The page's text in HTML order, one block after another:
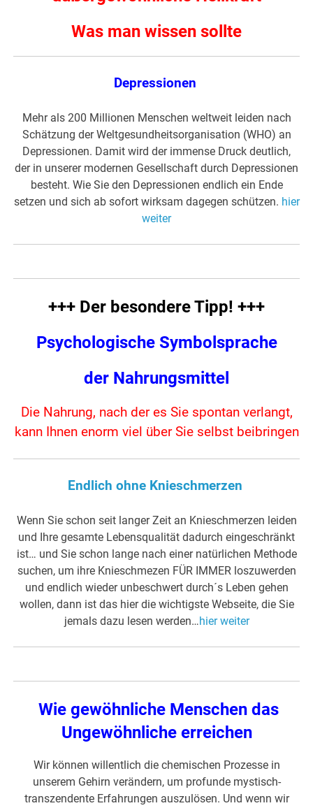
Was man wissen sollte
Depressionen
Mehr als 200 Millionen Menschen weltweit leiden nach
Schätzung der Weltgesundheitsorganisation (WHO) an
Depressionen. Damit wird der immense Druck deutlich,
der in unserer modernen Gesellschaft durch Depressionen
besteht. Wie Sie den Depressionen endlich ein Ende
setzen und sich ab sofort wirksam dagegen schützen. hier
weiter
+++ Der besondere Tipp! +++
Psychologische Symbolsprache
der Nahrungsmittel
Die Nahrung, nach der es Sie spontan verlangt,
kann Ihnen enorm viel über Sie selbst beibringen
Endlich ohne Knieschmerzen
Wenn Sie schon seit langer Zeit an Knieschmerzen leiden
und Ihre gesamte Lebensqualität dadurch eingeschränkt
ist… und Sie schon lange nach einer natürlichen Methode
suchen, um ihre Knieschmezen FÜR IMMER loszuwerden
und endlich wieder unbeschwert durch´s Leben gehen
wollen, dann ist das hier die wichtigste Webseite, die Sie
jemals dazu lesen werden…hier weiter
Wie gewöhnliche Menschen das
Ungewöhnliche erreichen
Wir können willentlich die chemischen Prozesse in
unserem Gehirn verändern, um profunde mystisch-
transzendente Erfahrungen auszulösen. Und wenn wir